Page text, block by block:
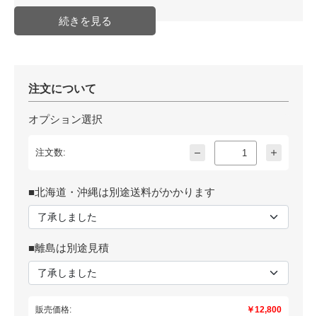
注文について
オプション選択
注文数:
■北海道・沖縄は別途送料がかかります
■離島は別途見積
販売価格: ￥12,800